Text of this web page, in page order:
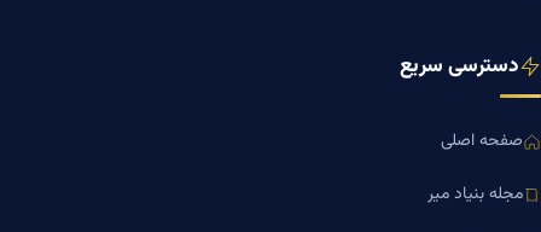
دسترسی سریع
صفحه اصلی
مجله بنیاد میر